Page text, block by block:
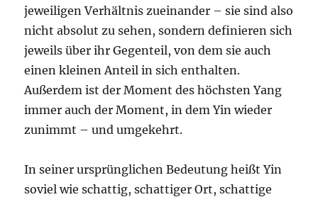
jeweiligen Verhältnis zueinander – sie sind also
nicht absolut zu sehen, sondern definieren sich
jeweils über ihr Gegenteil, von dem sie auch
einen kleinen Anteil in sich enthalten.
Außerdem ist der Moment des höchsten Yang
immer auch der Moment, in dem Yin wieder
zunimmt – und umgekehrt.
In seiner ursprünglichen Bedeutung heißt Yin
soviel wie schattig, schattiger Ort, schattige